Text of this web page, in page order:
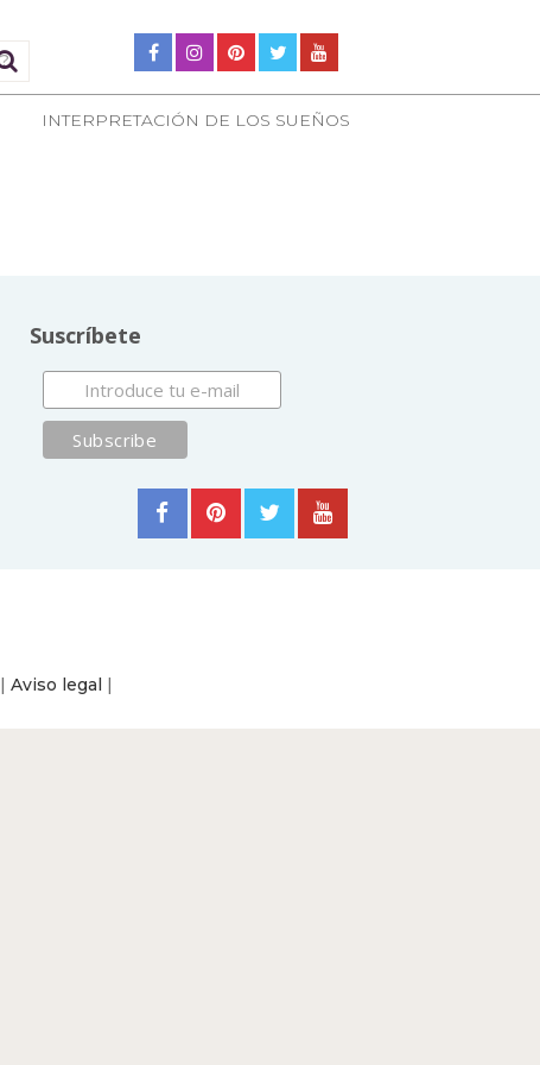
INTERPRETACIÓN DE LOS SUEÑOS
Suscríbete
| Aviso legal |